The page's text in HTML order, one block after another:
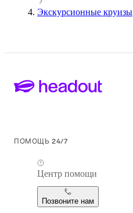
Экскурсионные круизы
ПОМОЩЬ 24/7
Центр помощи
Позвоните нам